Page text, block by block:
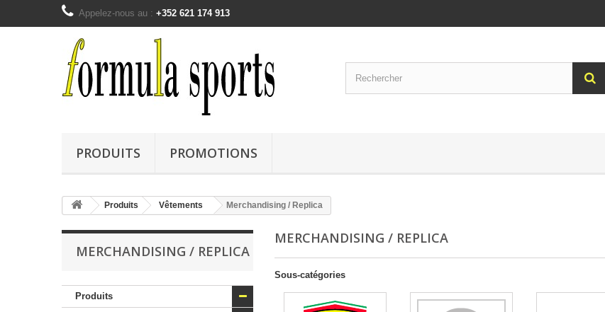
Appelez-nous au : +352 621 174 913
PRODUITS PROMOTIONS
Produits Vêtements Merchandising / Replica
MERCHANDISING / REPLICA
Produits
MERCHANDISING / REPLICA
Sous-catégories